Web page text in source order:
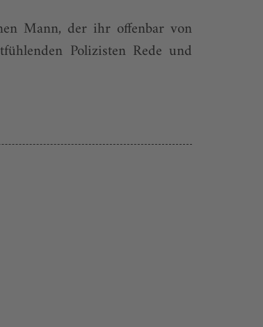
Mann, der ihr offenbar von
Polizisten Rede und